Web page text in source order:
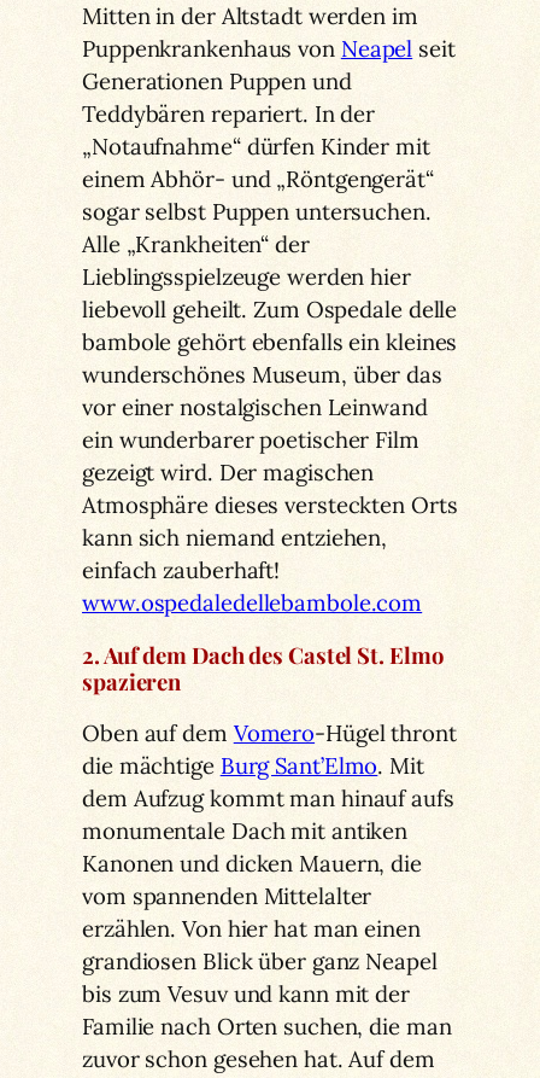
Mitten in der Altstadt werden im
Puppenkrankenhaus von Neapel seit
Generationen Puppen und
Teddybären repariert. In der
„Notaufnahme“ dürfen Kinder mit
einem Abhör- und „Röntgengerät“
sogar selbst Puppen untersuchen.
Alle „Krankheiten“ der
Lieblingsspielzeuge werden hier
liebevoll geheilt. Zum Ospedale delle
bambole gehört ebenfalls ein kleines
wunderschönes Museum, über das
vor einer nostalgischen Leinwand
ein wunderbarer poetischer Film
gezeigt wird. Der magischen
Atmosphäre dieses versteckten Orts
kann sich niemand entziehen,
einfach zauberhaft!
www.ospedaledellebambole.com
2. Auf dem Dach des Castel St. Elmo
spazieren
Oben auf dem Vomero-Hügel thront
die mächtige Burg Sant’Elmo. Mit
dem Aufzug kommt man hinauf aufs
monumentale Dach mit antiken
Kanonen und dicken Mauern, die
vom spannenden Mittelalter
erzählen. Von hier hat man einen
grandiosen Blick über ganz Neapel
bis zum Vesuv und kann mit der
Familie nach Orten suchen, die man
zuvor schon gesehen hat. Auf dem